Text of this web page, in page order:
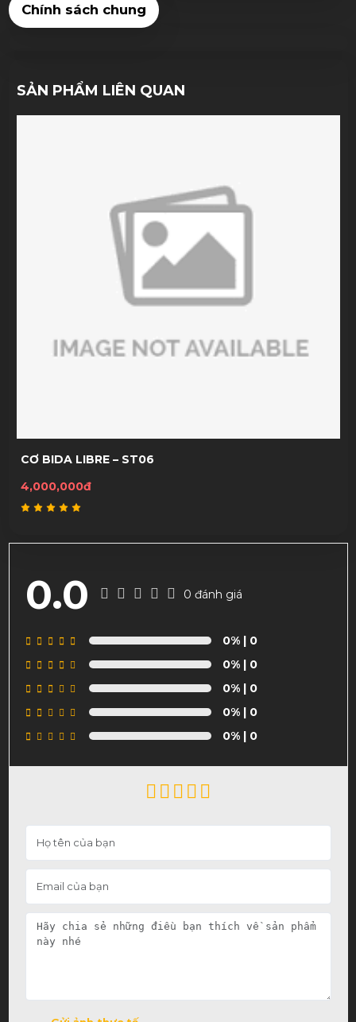
Chính sách chung
SẢN PHẨM LIÊN QUAN
CƠ BIDA LIBRE – ST06
4,000,000đ
0.0 0 đánh giá
0%| 0
0%| 0
0%| 0
0%| 0
0%| 0